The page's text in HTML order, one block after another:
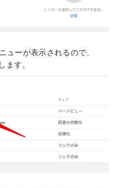
ューが表示されるので、
ます。